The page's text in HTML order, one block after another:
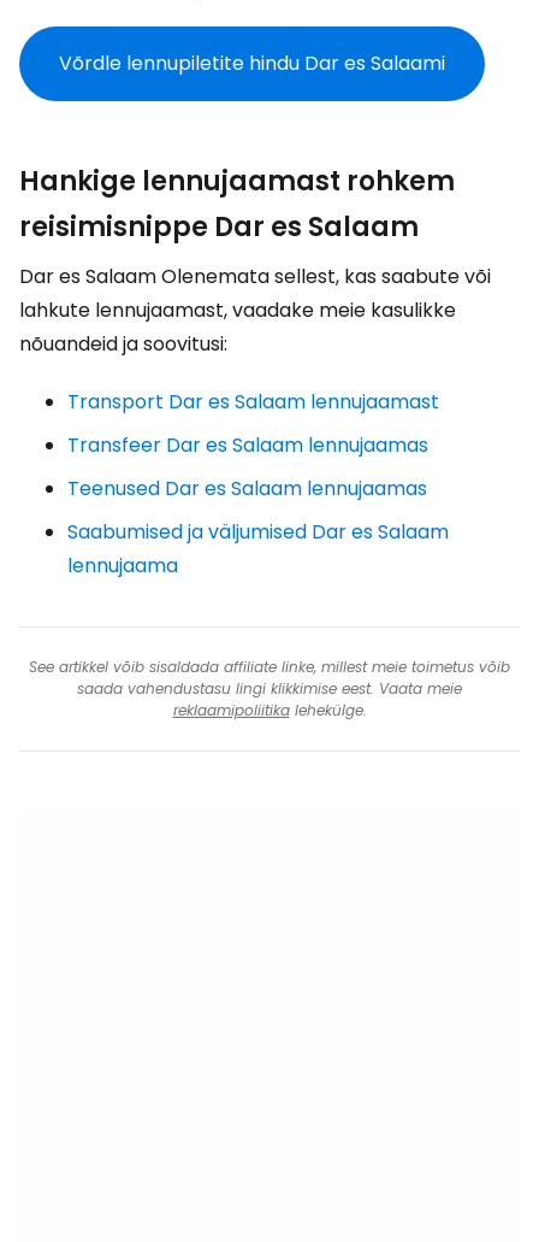
Võrdle lennupiletite hindu Dar es Salaami
Hankige lennujaamast rohkem
reisimisnippe Dar es Salaam
Dar es Salaam Olenemata sellest, kas saabute või
lahkute lennujaamast, vaadake meie kasulikke
nõuandeid ja soovitusi:
Transport Dar es Salaam lennujaamast
Transfeer Dar es Salaam lennujaamas
Teenused Dar es Salaam lennujaamas
Saabumised ja väljumised Dar es Salaam
lennujaama
See artikkel võib sisaldada affiliate linke, millest meie toimetus võib
saada vahendustasu lingi klikkimise eest. Vaata meie
reklaamipoliitikalehekülge.